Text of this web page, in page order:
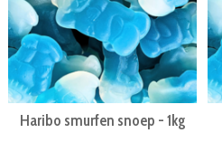
Haribo smurfen snoep - 1kg